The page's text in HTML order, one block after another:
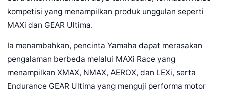
kompetisi yang menampilkan produk unggulan seperti
MAXi dan GEAR Ultima.
Ia menambahkan, pencinta Yamaha dapat merasakan
pengalaman berbeda melalui MAXi Race yang
menampilkan XMAX, NMAX, AEROX, dan LEXi, serta
Endurance GEAR Ultima yang menguji performa motor